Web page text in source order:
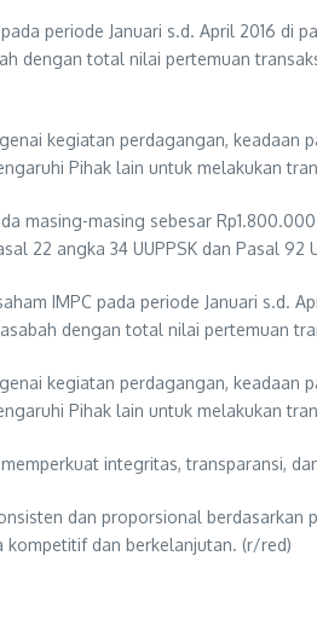
periode Januari s.d. April 2016 di
dengan total nilai pertemuan
kegiatan perdagangan, keadaan
Pihak lain untuk melakukan
masing-masing sebesar
22 angka 34 UUPPSK dan Pasal 92
IMPC pada periode Januari s.d.
dengan total nilai pertemuan
kegiatan perdagangan, keadaan
Pihak lain untuk melakukan
integritas, transparansi,
dan proporsional
kompetitif dan berkelanjutan. (r/red)